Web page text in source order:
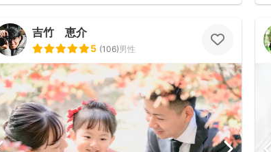
吉竹 恵介
5 (106)男性